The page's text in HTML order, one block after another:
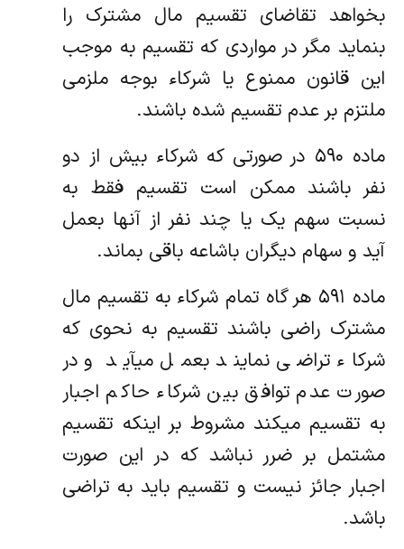
بخواهد تقاضای تقسیم مال مشترک را
بنماید مگر در مواردی که تقسیم به موجب
این قانون ممنوع یا‌ شرکاء بوجه ملزمی
ملتزم بر عدم تقسیم شده باشند.
ماده ۵۹۰ در صورتی که شرکاء بیش از دو
نفر باشند ممکن است تقسیم فقط به
نسبت سهم یک یا چند نفر از آنها بعمل
آید و سهام دیگران باشاعه باقی بماند.
ماده ۵۹۱ هر گاه تمام شرکاء به تقسیم مال
مشترک راضی باشند تقسیم به نحوی که
شرکاء تراضی نمایند بعمل میآید و در
صورت عدم توافق ‌بین شرکاء حاکم اجبار
به تقسیم میکند مشروط بر اینکه تقسیم
مشتمل بر ضرر نباشد که در این صورت
اجبار جائز نیست و تقسیم باید به تراضی
‌باشد.